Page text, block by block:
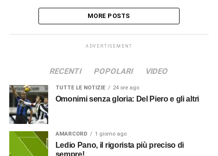
MORE POSTS
ADVERTISEMENT
RECENTI POPOLARI VIDEO
TUTTE LE NOTIZIE 24 ore ago
Omonimi senza gloria: Del Piero e gli altri
AMARCORD 1 giorno ago
Ledio Pano, il rigorista più preciso di